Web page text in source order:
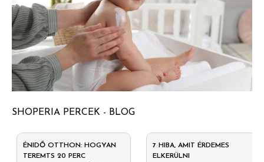
SHOPERIA PERCEK - BLOG
ÉNIDŐ OTTHON: HOGYAN
TEREMTS 20 PERC
7 HIBA, AMIT ÉRDEMES
ELKERÜLNI